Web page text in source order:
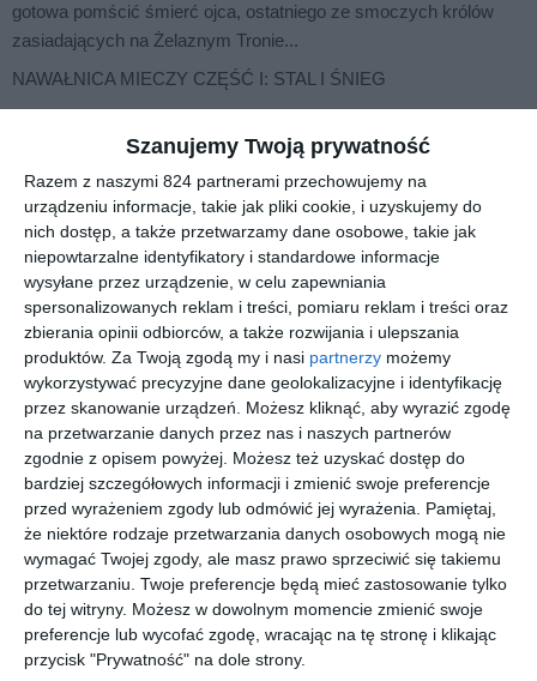
Szanujemy Twoją prywatność
Razem z naszymi 824 partnerami przechowujemy na
urządzeniu informacje, takie jak pliki cookie, i uzyskujemy do
nich dostęp, a także przetwarzamy dane osobowe, takie jak
niepowtarzalne identyfikatory i standardowe informacje
wysyłane przez urządzenie, w celu zapewniania
spersonalizowanych reklam i treści, pomiaru reklam i treści oraz
zbierania opinii odbiorców, a także rozwijania i ulepszania
produktów. Za Twoją zgodą my i nasi partnerzy możemy
wykorzystywać precyzyjne dane geolokalizacyjne i identyfikację
przez skanowanie urządzeń. Możesz kliknąć, aby wyrazić zgodę
na przetwarzanie danych przez nas i naszych partnerów
zgodnie z opisem powyżej. Możesz też uzyskać dostęp do
bardziej szczegółowych informacji i zmienić swoje preferencje
przed wyrażeniem zgody lub odmówić jej wyrażenia.
Pamiętaj,
że niektóre rodzaje przetwarzania danych osobowych mogą nie
wymagać Twojej zgody, ale masz prawo sprzeciwić się takiemu
przetwarzaniu. Twoje preferencje będą mieć zastosowanie tylko
do tej witryny. Możesz w dowolnym momencie zmienić swoje
preferencje lub wycofać zgodę, wracając na tę stronę i klikając
przycisk "Prywatność" na dole strony.
gotowa pomścić śmierć ojca, ostatniego ze smoczych królów
zasiadających na Żelaznym Tronie...
NAWAŁNICA MIECZY CZĘŚĆ I: STAL I ŚNIEG
Na sąsiedniej półce
Nawałnica
mieczy:
Krew i
złoto.
Edycja
ilustrowan
a
George R.R.
Martin
nowość
PAKIET
Panowani
e smoka +
Ogień i
krew T1/2
TW.OPR
George R.R.
Martin
Starcie
królów
George R.R.
Martin
Nawałnica
mieczy:
Krew i
złoto
George R.R.
Martin
[ książka ]
Taniec ze
smokami:
Marzenia i
pył
George R.R.
Martin
[ książka ]
Rycerz
Siedmiu
Królestw.
Wydanie
George R.R.
Martin
[ książka, audiobook,
e-book ]
Rycerz
Siedmiu
Królestw.
George R.R.
[ książka ]
Rycerz
Siedmiu
Królestw.
George R.R.